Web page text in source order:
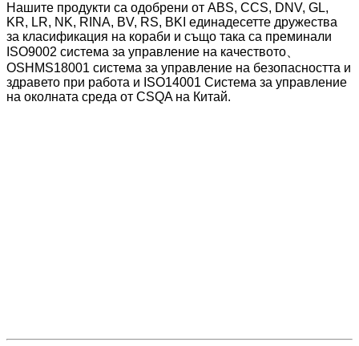
Нашите продукти са одобрени от ABS, CCS, DNV, GL,
KR, LR, NK, RINA, BV, RS, BKI единадесетте дружества
за класификация на кораби и също така са преминали
ISO9002 система за управление на качеството、
OSHMS18001 система за управление на безопасността и
здравето при работа и ISO14001 Система за управление
на околната среда от CSQA на Китай.